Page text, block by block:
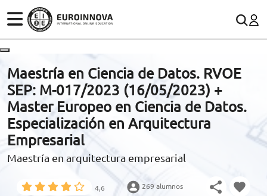
ESTUDIOS
CONOCE EUROINNOVA
BECAS Y FINANCIACIÓN
(+34)958 050 200(gratuito en España)
900 831 200
formacion@euroinnova.com
TRABAJA CON NOSOTROS
Maestría en Ciencia de Datos. RVOE
SEP: M-017/2023 (16/05/2023) +
Master Europeo en Ciencia de Datos.
Especialización en Arquitectura
Empresarial
Maestría en arquitectura empresarial
4,6 269 alumnos